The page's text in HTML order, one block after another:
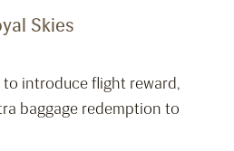
Skies
to introduce flight reward,
baggage redemption to